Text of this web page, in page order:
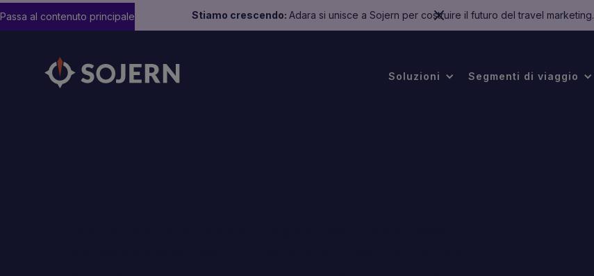
Stiamo crescendo: Adara si unisce a Sojern per costruire il futuro del travel marketing.
Passa al contenuto principale
Soluzioni Segmenti di viaggio